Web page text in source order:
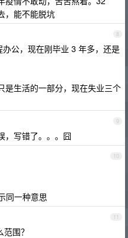
，能不能脱坑
8
公，现在刚毕业 3 年多，还是
是生活的一部分，现在失业三个
9
，写错了。。。囧
10
同一种意思
11
围？